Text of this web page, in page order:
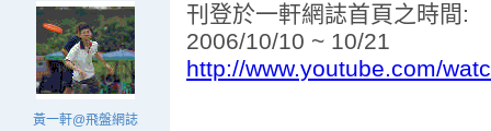
黃一軒@飛盤網誌
刊登於一軒網誌首頁之時間:
2006/10/10 ~ 10/21
http://www.youtube.com/